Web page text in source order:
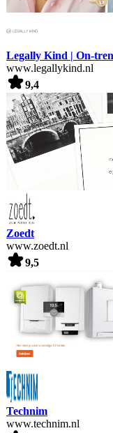
Legally Kind | On-
www.legallykind.nl
9,4
Zoedt
www.zoedt.nl
9,5
Technim
www.technim.nl